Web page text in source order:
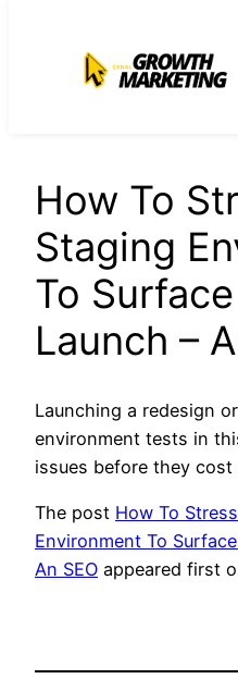
conteúdo
How To
Staging
To
Launch –
Launching a redesign
environment tests in
issues before they cost
The post How To
Environment To
An SEO appeared first